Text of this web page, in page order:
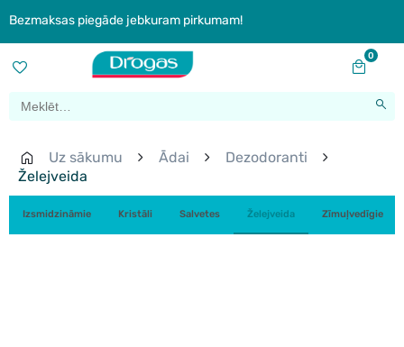
Bezmaksas piegāde jebkuram pirkumam!
0
Uz sākumu Ādai
Dezodoranti
Želejveida
Izsmidzināmie Kristāli Salvetes Želejveida Zīmuļvedīgie